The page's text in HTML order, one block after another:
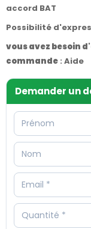
accord BAT
Possibilité
vous avez besoin
commande : Aide
Demander un